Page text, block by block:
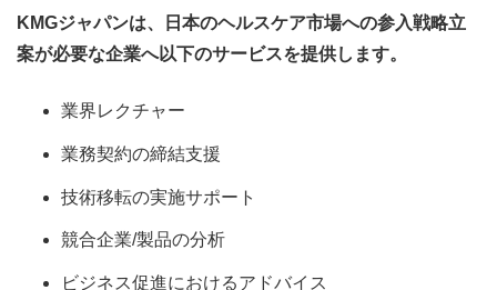
KMGジャパンは、日本のヘルスケア市場への参入戦略立
案が必要な企業へ以下のサービスを提供します。
業界レクチャー
業務契約の締結支援
技術移転の実施サポート
競合企業/製品の分析
ビジネス促進におけるアドバイス